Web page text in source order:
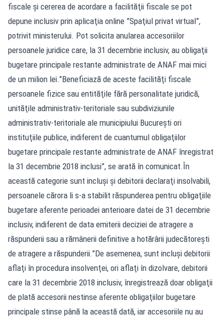
fiscale şi cererea de acordare a facilităţii fiscale se pot
depune inclusiv prin aplicaţia online ”Spaţiul privat virtual”,
potrivit ministerului. Pot solicita anularea accesoriilor
persoanele juridice care, la 31 decembrie inclusiv, au obligaţii
bugetare principale restante administrate de ANAF mai mici
de un milion lei.”Beneficiază de aceste facilităţi fiscale
persoanele fizice sau entităţile fără personalitate juridică,
unităţile administrativ-teritoriale sau subdiviziunile
administrativ-teritoriale ale municipiului Bucureşti ori
instituţiile publice, indiferent de cuantumul obligaţiilor
bugetare principale restante administrate de ANAF înregistrat
la 31 decembrie 2018 inclusi”, se arată în comunicat.În
această categorie sunt incluşi şi debitorii declaraţi insolvabili,
persoanele cărora li s-a stabilit răspunderea pentru obligaţiile
bugetare aferente perioadei anterioare datei de 31 decembrie
inclusiv, indiferent de data emiterii deciziei de atragere a
răspunderii sau a rămânerii definitive a hotărârii judecătoreşti
de atragere a răspunderii.”De asemenea, sunt incluşi debitorii
aflaţi în procedura insolvenţei, ori aflaţi în dizolvare, debitorii
care la 31 decembrie 2018 inclusiv, înregistrează doar obligaţii
de plată accesorii nestinse aferente obligaţiilor bugetare
principale stinse până la această dată, iar accesoriile nu au